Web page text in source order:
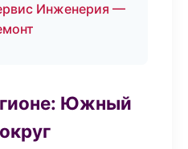
Инженерия —
Южный